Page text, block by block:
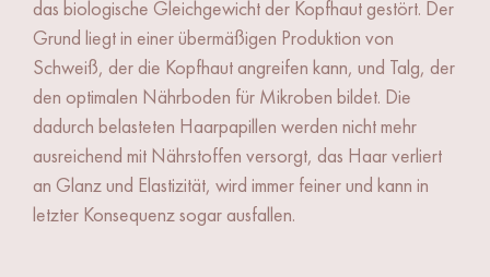
das biologische Gleichgewicht der Kopfhaut gestört. Der
Grund liegt in einer übermäßigen Produktion von
Schweiß, der die Kopfhaut angreifen kann, und Talg, der
den optimalen Nährboden für Mikroben bildet. Die
dadurch belasteten Haarpapillen werden nicht mehr
ausreichend mit Nährstoffen versorgt, das Haar verliert
an Glanz und Elastizität, wird immer feiner und kann in
letzter Konsequenz sogar ausfallen.